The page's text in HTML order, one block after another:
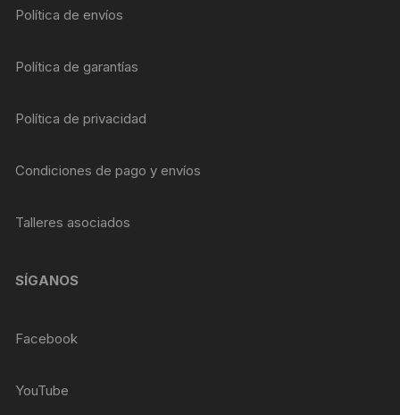
Política de envíos
Política de garantías
Política de privacidad
Condiciones de pago y envíos
Talleres asociados
SÍGANOS
Facebook
YouTube